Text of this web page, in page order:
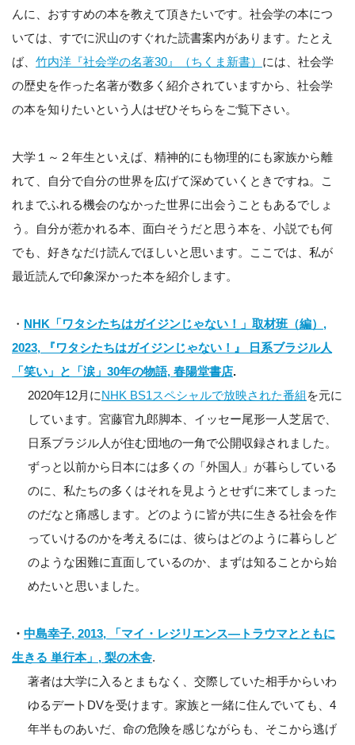
んに、おすすめの本を教えて頂きたいです。社会学の本につ
いては、すでに沢山のすぐれた読書案内があります。たとえ
ば、 竹内洋『社会学の名著30』（ちくま新書） には、社会学
の歴史を作った名著が数多く紹介されていますから、社会学
の本を知りたいという人はぜひそちらをご覧下さい。
大学１～２年生といえば、精神的にも物理的にも家族から離
れて、自分で自分の世界を広げて深めていくときですね。こ
れまでふれる機会のなかった世界に出会うこともあるでしょ
う。自分が惹かれる本、面白そうだと思う本を、小説でも何
でも、好きなだけ読んでほしいと思います。ここでは、私が
最近読んで印象深かった本を紹介します。
・ NHK「ワタシたちはガイジンじゃない！」取材班（編）,
2023, 『ワタシたちはガイジンじゃない！』 日系ブラジル人
「笑い」と「涙」30年の物語, 春陽堂書店.
2020年12月にNHK BS1スペシャルで放映された番組 を元に
しています。宮藤官九郎脚本、イッセー尾形一人芝居で、
日系ブラジル人が住む団地の一角で公開収録されました。
ずっと以前から日本には多くの「外国人」が暮らしている
のに、私たちの多くはそれを見ようとせずに来てしまった
のだなと痛感します。どのように皆が共に生きる社会を作
っていけるのかを考えるには、彼らはどのように暮らしど
のような困難に直面しているのか、まずは知ることから始
めたいと思いました。
・ 中島幸子, 2013, 「マイ・レジリエンス―トラウマとともに
生きる 単行本」, 梨の木舎.
著者は大学に入るとまもなく、交際していた相手からいわ
ゆるデートDVを受けます。家族と一緒に住んでいても、4
年半ものあいだ、命の危険を感じながらも、そこから逃げ